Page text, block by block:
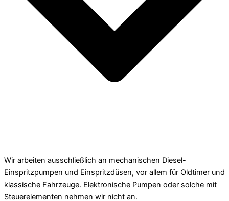
Wir arbeiten ausschließlich an mechanischen Diesel-
Einspritzpumpen und Einspritzdüsen, vor allem für Oldtimer und
klassische Fahrzeuge. Elektronische Pumpen oder solche mit
Steuerelementen nehmen wir nicht an.